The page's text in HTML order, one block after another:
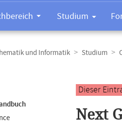
Studium
und Informatik Studium
Hauptinhalt
Dieser
Next